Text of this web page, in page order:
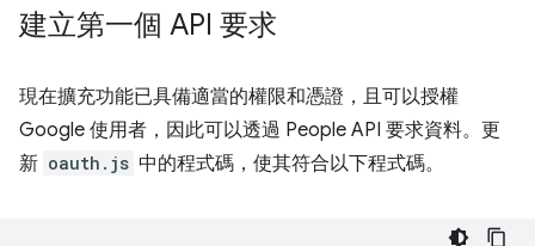
建立第一個 API 要求
現在擴充功能已具備適當的權限和憑證，且可以授權
Google 使用者，因此可以透過 People API 要求資料。更
新 oauth.js 中的程式碼，使其符合以下程式碼。